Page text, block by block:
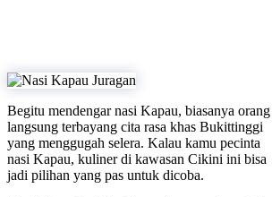
Begitu mendengar nasi Kapau, biasanya orang
langsung terbayang cita rasa khas Bukittinggi
yang menggugah selera. Kalau kamu pecinta
nasi Kapau, kuliner di kawasan Cikini ini bisa
jadi pilihan yang pas untuk dicoba.